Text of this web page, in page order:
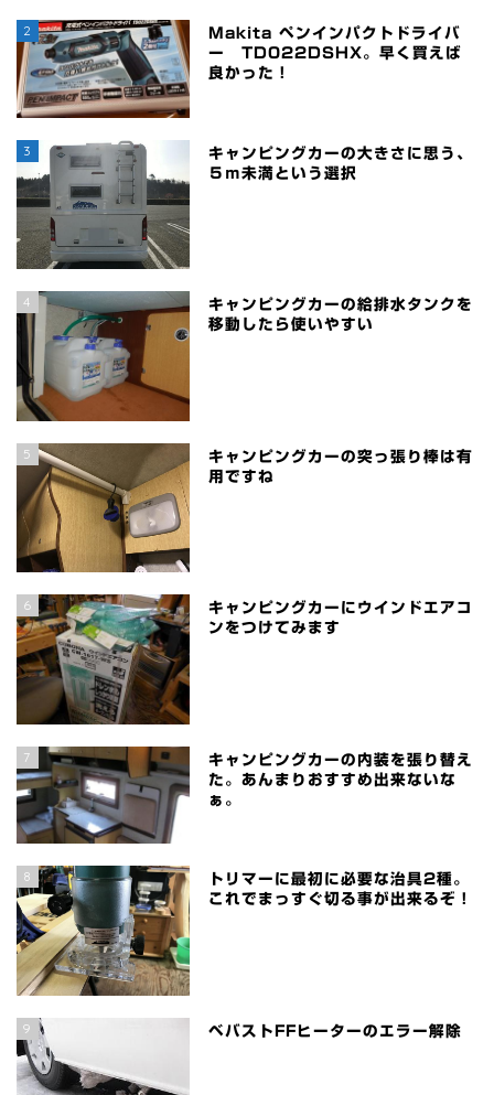
2
Makita ペンインパクトドライバ
ー TD022DSHX。早く買えば
良かった！
3
キャンピングカーの大きさに思う、
５ｍ未満という選択
4
キャンピングカーの給排水タンクを
移動したら使いやすい
5
キャンピングカーの突っ張り棒は有
用ですね
6
キャンピングカーにウインドエアコ
ンをつけてみます
7
キャンピングカーの内装を張り替え
た。あんまりおすすめ出来ないな
ぁ。
8
トリマーに最初に必要な治具2種。
これでまっすぐ切る事が出来るぞ！
9 ベバストFFヒーターのエラー解除